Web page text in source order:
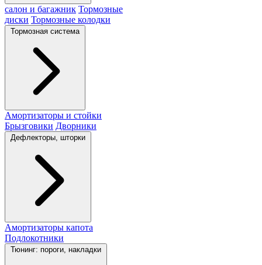
салон и багажник Тормозные
диски Тормозные колодки
Тормозная система
Амортизаторы и стойки
Брызговики Дворники
Дефлекторы, шторки
Амортизаторы капота
Подлокотники
Тюнинг: пороги, накладки